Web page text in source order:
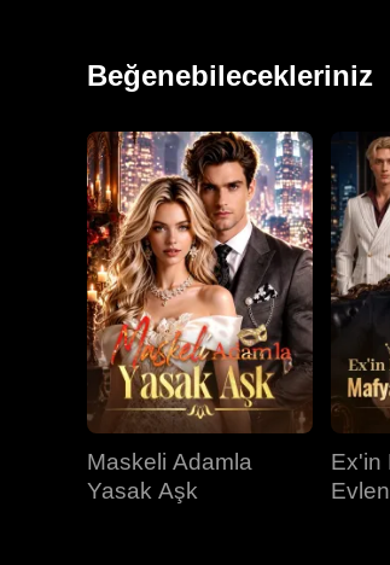
Beğenebilecekleriniz
Maskeli Adamla
Yasak Aşk
Ex'in